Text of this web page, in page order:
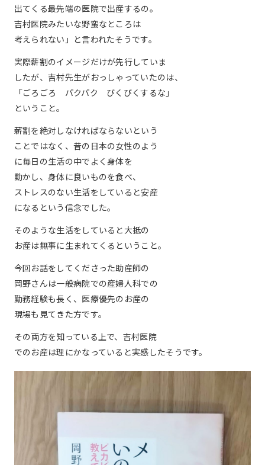
出てくる最先端の医院で出産するの。
吉村医院みたいな野蛮なところは
考えられない」と言われたそうです。
実際薪割のイメージだけが先行していま
したが、吉村先生がおっしゃっていたのは、
「ごろごろ パクパク びくびくするな」
ということ。
薪割を絶対しなければならないという
ことではなく、昔の日本の女性のよう
に毎日の生活の中でよく身体を
動かし、身体に良いものを食べ、
ストレスのない生活をしていると安産
になるという信念でした。
そのような生活をしていると大抵の
お産は無事に生まれてくるということ。
今回お話をしてくださった助産師の
岡野さんは一般病院での産婦人科での
勤務経験も長く、医療優先のお産の
現場も見てきた方です。
その両方を知っている上で、吉村医院
でのお産は理にかなっていると実感したそうです。